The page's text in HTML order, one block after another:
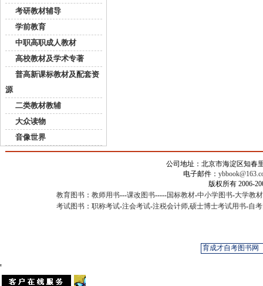
考研教材辅导
学前教育
中职高职成人教材
高校教材及学术专著
普高新课标教材及配套资
源
二类教材教辅
大众读物
音像世界
公司地址：北京市海淀区知春
电子邮件：
版权所有 2006-
教育图书 ： 教师用书---课改图书-----国标教材-中小学图书-大学教材
考试图书 ： 职称考试-注会考试-注税会计师,硕士博士考试用书-自
'